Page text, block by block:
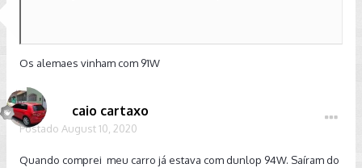
Os alemaes vinham com 91W
caio cartaxo
Postado August 10, 2020
Quando comprei meu carro já estava com dunlop 94W. Saíram do